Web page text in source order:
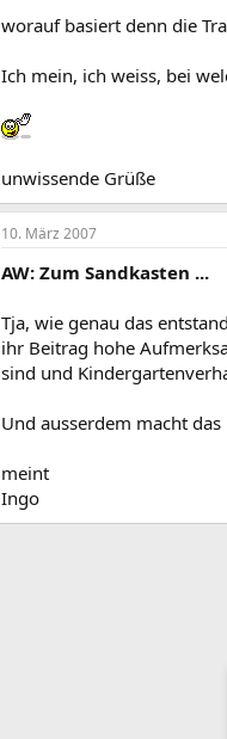
worauf basiert denn die
Ich mein, ich weiss, bei
unwissende Grüße
10. März 2007
AW: Zum Sandkasten ...
Tja, wie genau das
ihr Beitrag hohe
sind und
Und ausserdem macht
meint
Ingo